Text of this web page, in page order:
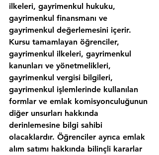
ilkeleri, gayrimenkul hukuku,
gayrimenkul finansmanı ve
gayrimenkul değerlemesini içerir.
Kursu tamamlayan öğrenciler,
gayrimenkul ilkeleri, gayrimenkul
kanunları ve yönetmelikleri,
gayrimenkul vergisi bilgileri,
gayrimenkul işlemlerinde kullanılan
formlar ve emlak komisyonculuğunun
diğer unsurları hakkında
derinlemesine bilgi sahibi
olacaklardır. Öğrenciler ayrıca emlak
alım satımı hakkında bilinçli kararlar